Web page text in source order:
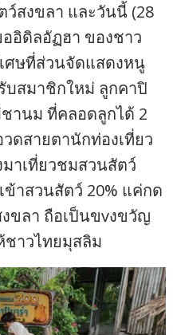
ว์สงขลา และวันนี้ (28
อิดิลอัฏฮา ของชาว
ศษที่ส่วนจัดแสดงหนู
บสมาชิกใหม่ ลูกคาปิ
านม ที่คลอดลูกได้ 2
ดสายตานักท่องเที่ยว
าเที่ยวชมสวนสัตว์
าสวนสัตว์ 20% แค่กด
ขลา ถือเป็นขvงขวัญ
าวไทยมุสลิม